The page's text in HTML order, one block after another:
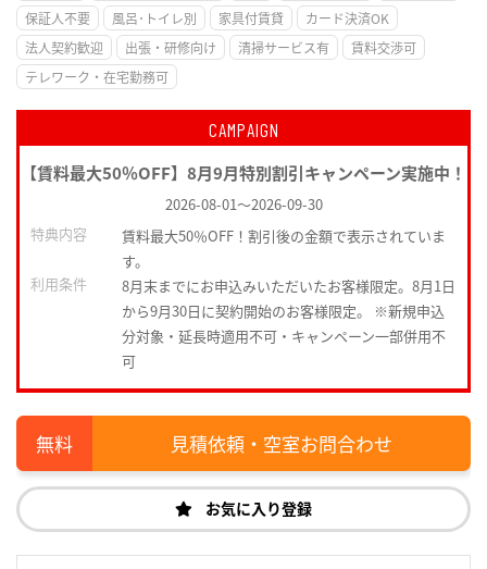
保証人不要
風呂･トイレ別 家具付賃貸
カード決済OK
法人契約歓迎
出張・研修向け 清掃サービス有
賃料交渉可
テレワーク・在宅勤務可
CAMPAIGN
【賃料最大50％OFF】8月9月特別割引キャンペーン実施中！
2026-08-01～2026-09-30
特典内容
賃料最大50％OFF！割引後の金額で表示されていま
す。
利用条件
8月末までにお申込みいただいたお客様限定。8月1日
から9月30日に契約開始のお客様限定。 ※新規申込
分対象・延長時適用不可・キャンペーン一部併用不
可
見積依頼・空室お問合わせ
お気に入り登録